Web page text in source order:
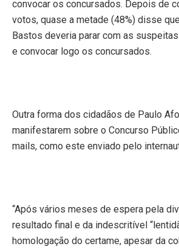
convocar os concursados. Depois de
votos, quase a metade (48%) disse
Bastos deveria parar com as
e convocar logo os concursados.
Outra forma dos cidadãos de Paulo
manifestarem sobre o Concurso
mails, como este enviado pelo
“Após vários meses de espera pela
resultado final e da indescritível
homologação do certame, apesar da